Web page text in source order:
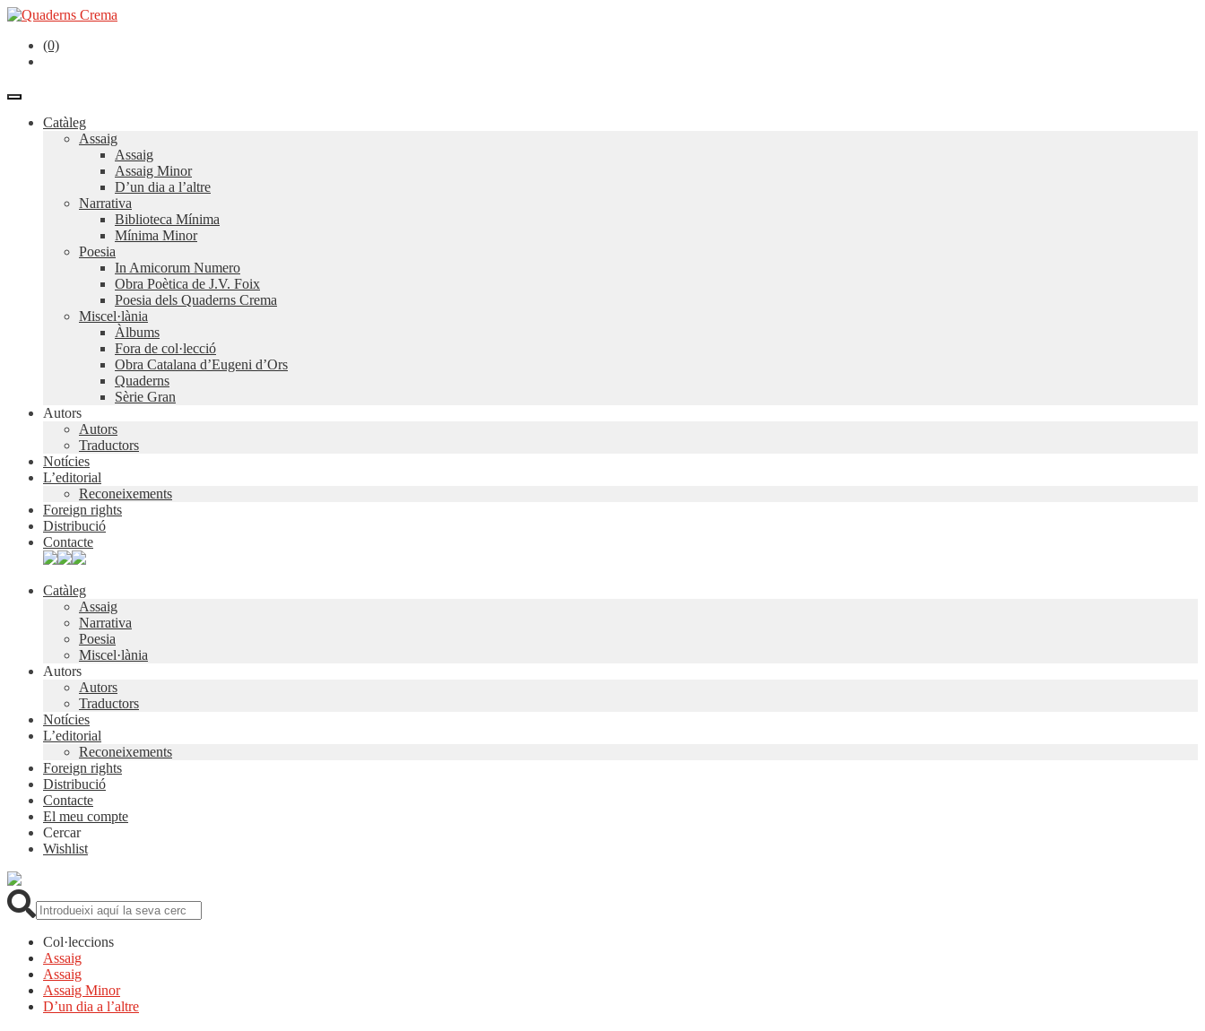
(0)
Catàleg
Assaig
Assaig
Assaig Minor
D’un dia a l’altre
Narrativa
Biblioteca Mínima
Mínima Minor
Poesia
In Amicorum Numero
Obra Poètica de J.V. Foix
Poesia dels Quaderns Crema
Miscel·lània
Àlbums
Fora de col·lecció
Obra Catalana d’Eugeni d’Ors
Quaderns
Sèrie Gran
Autors
Autors
Traductors
Notícies
L’editorial
Reconeixements
Foreign rights
Distribució
Contacte
Catàleg
Assaig
Narrativa
Poesia
Miscel·lània
Autors
Autors
Traductors
Notícies
L’editorial
Reconeixements
Foreign rights
Distribució
Contacte
El meu compte
Cercar
Wishlist
Col·leccions
Assaig
Assaig
Assaig Minor
D’un dia a l’altre